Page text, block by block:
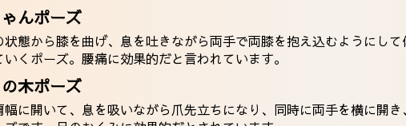
ゃんポーズ
状態から膝を曲げ、息を吐きながら両手で両膝を抱え込むようにし
くポーズ。腰痛に効果的だと言われています。
の木ポーズ
幅に開いて、息を吸いながら爪先立ちになり、同時に両手を横に開